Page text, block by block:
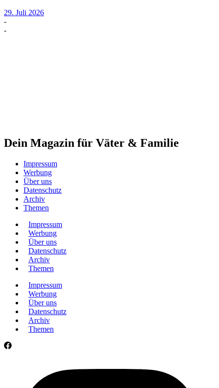
29. Juli 2026
-
-
Dein Magazin für Väter & Familie
Impressum
Werbung
Über uns
Datenschutz
Archiv
Themen
Impressum
Werbung
Über uns
Datenschutz
Archiv
Themen
Impressum
Werbung
Über uns
Datenschutz
Archiv
Themen